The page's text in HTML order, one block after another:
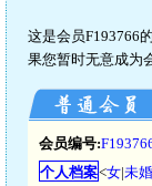
这是会员F193766
果您暂时无意成为
会员编号:
个人档案<女|未婚